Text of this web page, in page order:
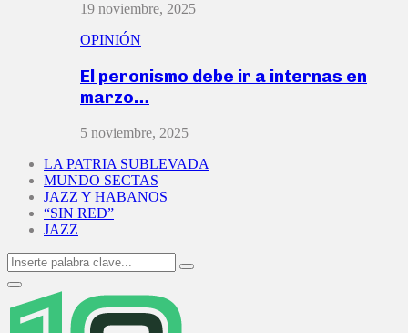
19 noviembre, 2025
OPINIÓN
El peronismo debe ir a internas en
marzo…
5 noviembre, 2025
LA PATRIA SUBLEVADA
MUNDO SECTAS
JAZZ Y HABANOS
“SIN RED”
JAZZ
Search
for:
Search
Primary
Menu